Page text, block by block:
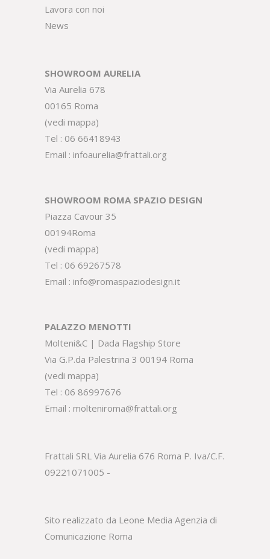
Lavora con noi
News
SHOWROOM AURELIA
Via Aurelia 678
00165 Roma
(vedi mappa)
Tel : 06 66418943
Email : infoaurelia@frattali.org
SHOWROOM ROMA SPAZIO DESIGN
Piazza Cavour 35
00194Roma
(vedi mappa)
Tel : 06 69267578
Email : info@romaspaziodesign.it
PALAZZO MENOTTI
Molteni&C | Dada Flagship Store
Via G.P.da Palestrina 3 00194 Roma
(vedi mappa)
Tel : 06 86997676
Email : molteniroma@frattali.org
Frattali SRL Via Aurelia 676 Roma P. Iva/C.F.
09221071005 -
Sito realizzato da Leone Media Agenzia di
Comunicazione Roma